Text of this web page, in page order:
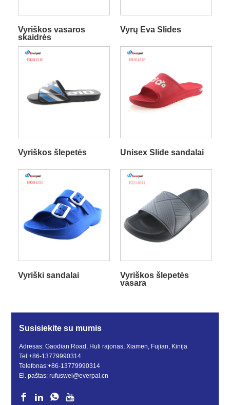
Vyriškos vasaros
skaidrės
Vyrų Eva Slides
Vyriškos šlepetės Unisex Slide sandalai
Vyriški sandalai
Vyriškos šlepetės
vasara
Susisiekite su mumis
Adresas: Gaodian Road, Huli rajonas, Xiamen, Fujian, Kinija
Tel:+86-13779990314
Telefonas:+86-13779990314
El. paštas:rufuswei@everpal.cn